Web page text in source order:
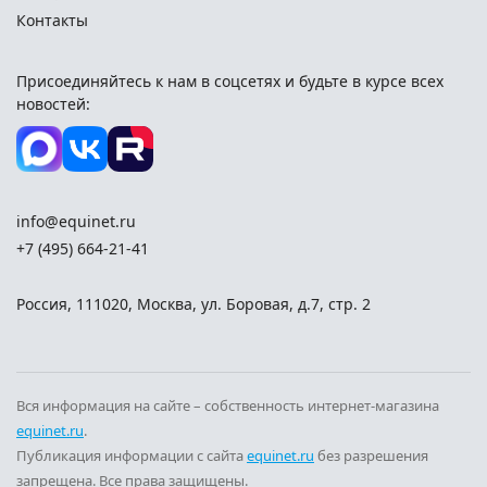
повреждения.
Емкость аккумулятора бывает от 2 до 8 Ач. Чем дольше
емкость нужна. Напряжение питания обычно
составляет от 18 до 24 Вольт. Бесщеточные моторы
службы устройства.
-Сменные насадкиделают один прибор
недостатка освещения;
-Защита двигателяавтоматически отключает
инструмент при перегрузке;
-Трещоткаупрощает работу в труднодоступных
местах.
Контакты
Присоединяйтесь к нам в соцсетях и будьте в курсе всех
новостей:
info@equinet.ru
+7 (495) 664-21-41
Россия, 111020, Москва, ул. Боровая, д.7, стр. 2
Вся информация на сайте – собственность интернет-магазина
equinet.ru.
Публикация информации с сайтаequinet.ru без разрешения
запрещена. Все права защищены.